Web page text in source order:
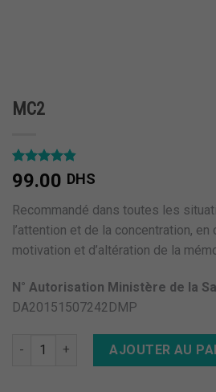
MC2
Noté4.50
sur 5 basé
2
notations
client
99.00 DHS
Recommandé dans toutes les
l’attention et de la concentration,
motivation et d’altération de la
N° Autorisation Ministère de la
DA20151507242DMP
Quantité AJOUTER AU